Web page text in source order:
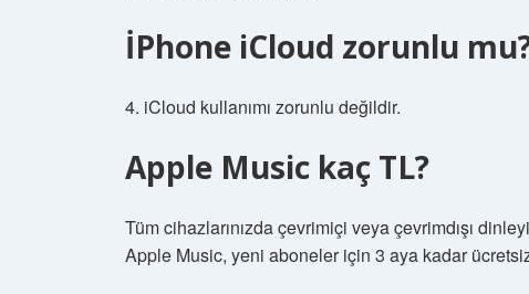
İPhone iCloud zorunlu
4. iCloud kullanımı zorunlu değildir.
Apple Music kaç TL?
Tüm cihazlarınızda çevrimiçi veya çevrimdışı
Apple Music, yeni aboneler için 3 aya kadar